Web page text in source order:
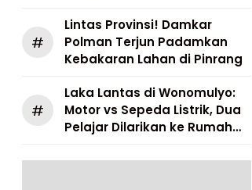
#
Lintas Provinsi! Damkar
Polman Terjun Padamkan
Kebakaran Lahan di Pinrang
#
Laka Lantas di Wonomulyo:
Motor vs Sepeda Listrik, Dua
Pelajar Dilarikan ke Rumah